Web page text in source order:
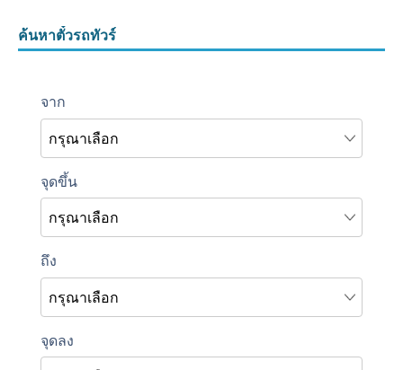
ค้นหาตั๋วรถทัวร์